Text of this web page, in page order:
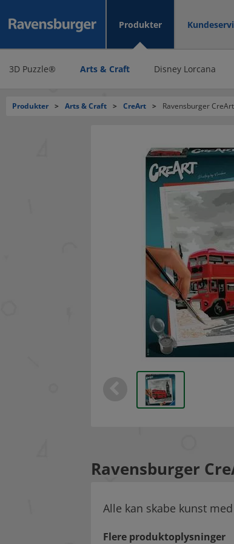
Produkter
3D Puzzle® Arts & Craft Disney Lorcana
Produkter > Arts & Craft > CreArt > Ravensburger
Ravensburger
Alle kan skabe kunst
Flere produktoplysninger